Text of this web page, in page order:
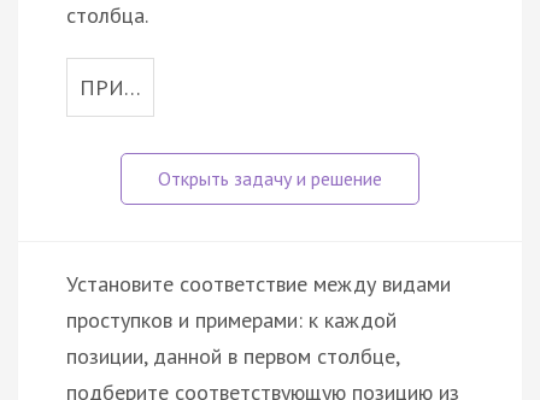
столбца.
ПРИ…
Установите соответствие между видами
проступков и примерами: к каждой
позиции, данной в первом столбце,
подберите соответствующую позицию из